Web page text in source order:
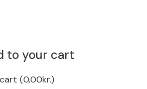
to your cart
(0,00kr.)